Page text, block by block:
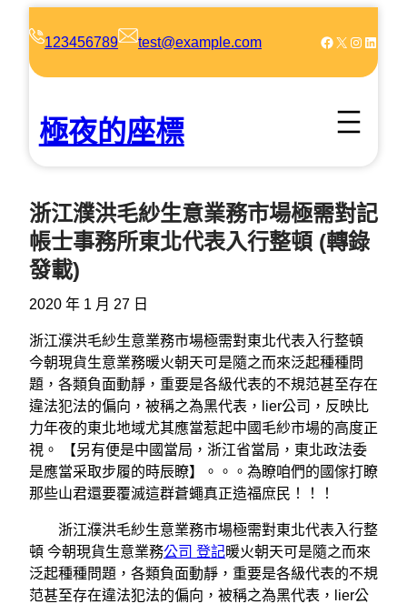
123456789 test@example.com Facebook X Instagram LinkedIn
極夜的座標
浙江濮洪毛紗生意業務市場極需對記
帳士事務所東北代表入行整頓 (轉錄
發載)
2020 年 1 月 27 日
浙江濮洪毛紗生意業務市場極需對東北代表入行整頓
今朝現貨生意業務暖火朝天可是隨之而來泛起種種問
題，各類負面動靜，重要是各級代表的不規范甚至存在
違法犯法的偏向，被稱之為黑代表，lier公司，反映比
力年夜的東北地域尤其應當惹起中國毛紗市場的高度正
視。 【另有便是中國當局，浙江省當局，東北政法委
是應當采取步履的時辰瞭】。。。為瞭咱們的國傢打瞭
那些山君還要覆滅這群蒼蠅真正造福庶民！！！
浙江濮洪毛紗生意業務市場極需對東北代表入行整
頓 今朝現貨生意業務公司 登記暖火朝天可是隨之而來
泛起種種問題，各類負面動靜，重要是各級代表的不規
范甚至存在違法犯法的偏向，被稱之為黑代表，lier公